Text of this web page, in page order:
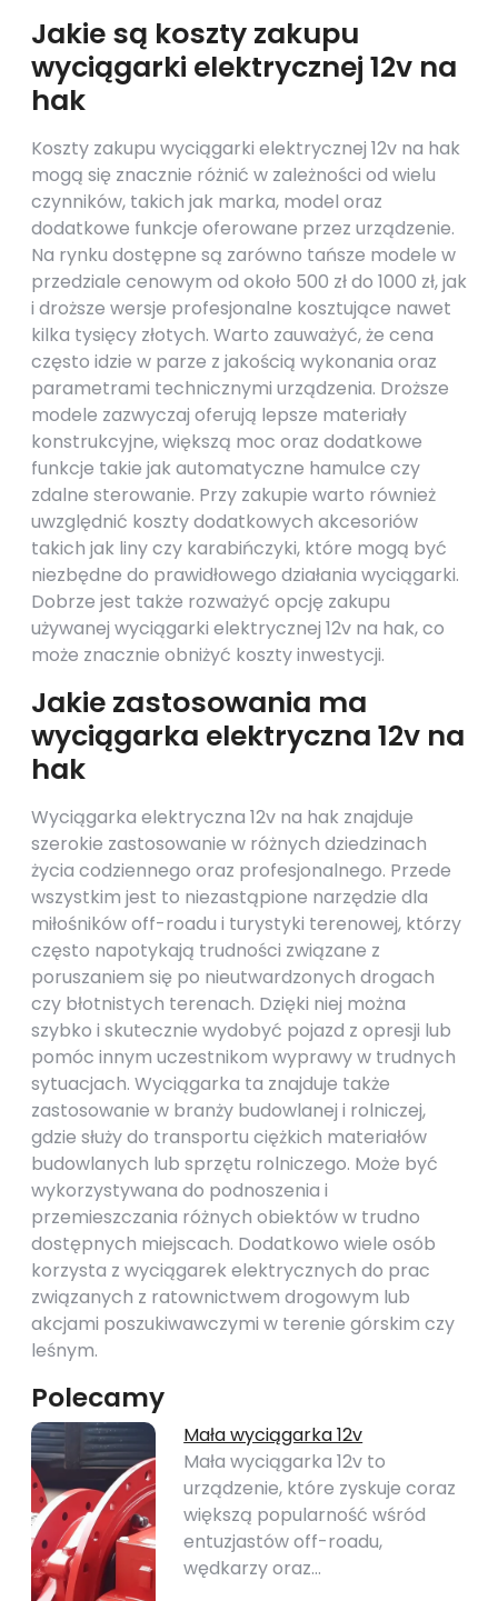
Jakie są koszty zakupu
wyciągarki elektrycznej 12v na
hak
Koszty zakupu wyciągarki elektrycznej 12v na hak
mogą się znacznie różnić w zależności od wielu
czynników, takich jak marka, model oraz
dodatkowe funkcje oferowane przez urządzenie.
Na rynku dostępne są zarówno tańsze modele w
przedziale cenowym od około 500 zł do 1000 zł, jak
i droższe wersje profesjonalne kosztujące nawet
kilka tysięcy złotych. Warto zauważyć, że cena
często idzie w parze z jakością wykonania oraz
parametrami technicznymi urządzenia. Droższe
modele zazwyczaj oferują lepsze materiały
konstrukcyjne, większą moc oraz dodatkowe
funkcje takie jak automatyczne hamulce czy
zdalne sterowanie. Przy zakupie warto również
uwzględnić koszty dodatkowych akcesoriów
takich jak liny czy karabińczyki, które mogą być
niezbędne do prawidłowego działania wyciągarki.
Dobrze jest także rozważyć opcję zakupu
używanej wyciągarki elektrycznej 12v na hak, co
może znacznie obniżyć koszty inwestycji.
Jakie zastosowania ma
wyciągarka elektryczna 12v na
hak
Wyciągarka elektryczna 12v na hak znajduje
szerokie zastosowanie w różnych dziedzinach
życia codziennego oraz profesjonalnego. Przede
wszystkim jest to niezastąpione narzędzie dla
miłośników off-roadu i turystyki terenowej, którzy
często napotykają trudności związane z
poruszaniem się po nieutwardzonych drogach
czy błotnistych terenach. Dzięki niej można
szybko i skutecznie wydobyć pojazd z opresji lub
pomóc innym uczestnikom wyprawy w trudnych
sytuacjach. Wyciągarka ta znajduje także
zastosowanie w branży budowlanej i rolniczej,
gdzie służy do transportu ciężkich materiałów
budowlanych lub sprzętu rolniczego. Może być
wykorzystywana do podnoszenia i
przemieszczania różnych obiektów w trudno
dostępnych miejscach. Dodatkowo wiele osób
korzysta z wyciągarek elektrycznych do prac
związanych z ratownictwem drogowym lub
akcjami poszukiwawczymi w terenie górskim czy
leśnym.
Polecamy
Mała wyciągarka 12v
Mała wyciągarka 12v to
urządzenie, które zyskuje coraz
większą popularność wśród
entuzjastów off-roadu,
wędkarzy oraz…